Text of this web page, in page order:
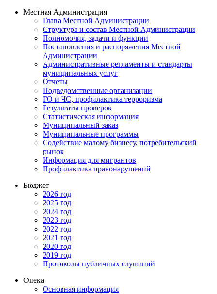
Местная Администрация
Глава Местной Администрации
Структура и состав Местной Администрации
Полномочия, задачи и функции
Постановления и распоряжения Местной
Администрации
Административные регламенты и стандарты
муниципальных услуг
Отчеты
Подведомственные организации
ГО и ЧС, профилактика терроризма
Результаты проверок
Статистическая информация
Муниципальный заказ
Муниципальные программы
Содействие малому бизнесу, потребительский
рынок
Информация для мигрантов
Профилактика правонарушений
Бюджет
2026 год
2025 год
2024 год
2023 год
2022 год
2021 год
2020 год
2019 год
Протоколы публичных слушаний
Опека
Основная информация